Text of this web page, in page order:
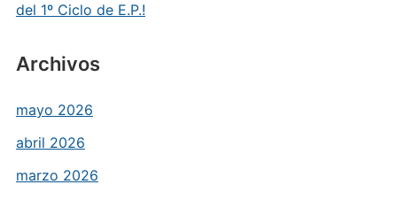
del 1º Ciclo de E.P.!
Archivos
mayo 2026
abril 2026
marzo 2026